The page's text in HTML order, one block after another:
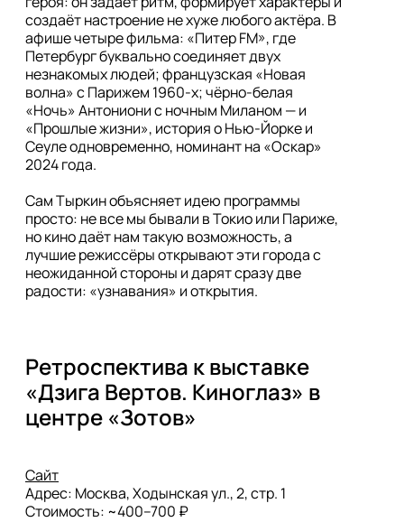
создаёт настроение не хуже любого актёра. В
афише четыре фильма: «Питер FM», где
Петербург буквально соединяет двух
незнакомых людей; французская «Новая
волна» с Парижем 1960-х; чёрно-белая
«Ночь» Антониони с ночным Миланом — и
«Прошлые жизни», история о Нью-Йорке и
Сеуле одновременно, номинант на «Оскар»
2024 года.
Сам Тыркин объясняет идею программы
просто: не все мы бывали в Токио или Париже,
но кино даёт нам такую возможность, а
лучшие режиссёры открывают эти города с
неожиданной стороны и дарят сразу две
радости: «узнавания» и открытия.
Ретроспектива к выставке
«Дзига Вертов. Киноглаз» в
центре «Зотов»
Сайт
Адрес: Москва, Ходынская ул., 2, стр. 1
Стоимость: ~400–700 ₽